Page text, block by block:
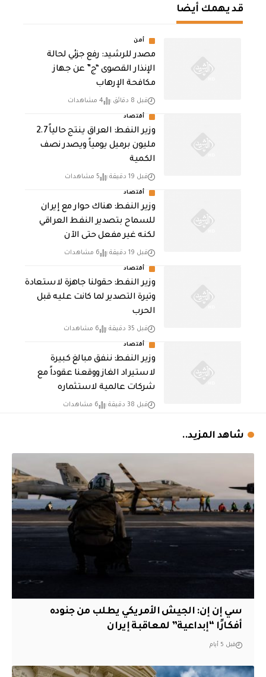
قد يهمك أيضا
أمن
مصدر للرشيد: رفع جزئي لحالة
الإنذار القصوى “ج” عن جهاز
مكافحة الإرهاب
قبل 8 دقائق 4 مشاهدات
أقتصاد
وزير النفط: العراق ينتج حالياً 2.7
مليون برميل يومياً ويصدر نصف
الكمية
قبل 19 دقيقة 5 مشاهدات
أقتصاد
وزير النفط: هناك حوار مع إيران
للسماح بتصدير النفط العراقي
لكنه غير مفعل حتى الآن
قبل 19 دقيقة 6 مشاهدات
أقتصاد
وزير النفط: حقولنا جاهزة لاستعادة
وتيرة التصدير لما كانت عليه قبل
الحرب
قبل 35 دقيقة 6 مشاهدات
أقتصاد
وزير النفط: ننفق مبالغ كبيرة
لاستيراد الغاز ووقعنا عقوداً مع
شركات عالمية لاستثماره
قبل 38 دقيقة 6 مشاهدات
شاهد المزيد..
سي إن إن: الجيش الأمريكي يطلب من جنوده
أفكارًا “إبداعية” لمعاقبة إيران
قبل 5 أيام